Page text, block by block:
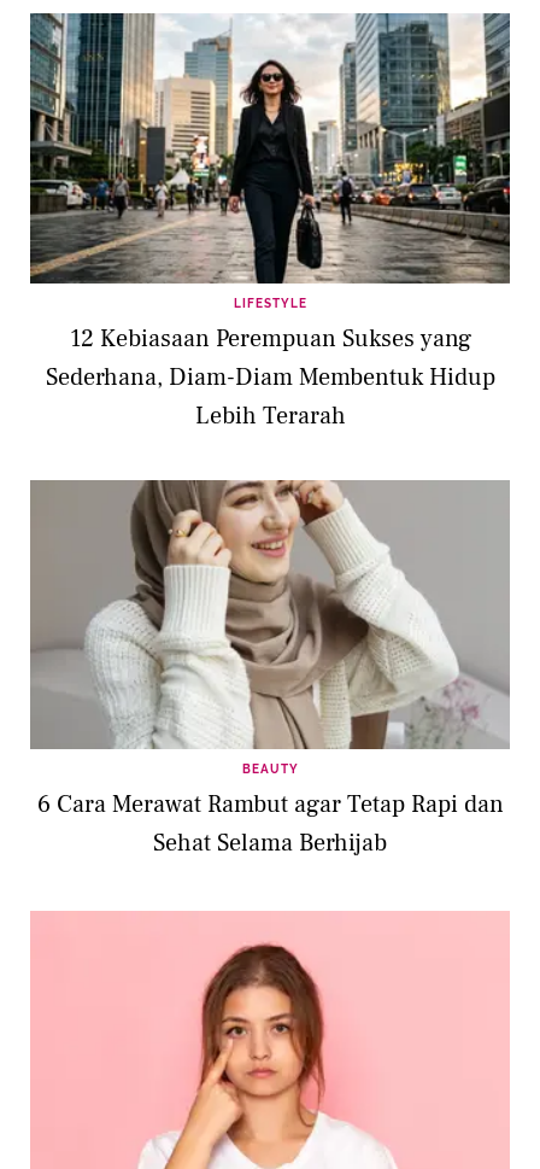
LIFESTYLE
12 Kebiasaan Perempuan Sukses yang
Sederhana, Diam-Diam Membentuk Hidup
Lebih Terarah
BEAUTY
6 Cara Merawat Rambut agar Tetap Rapi dan
Sehat Selama Berhijab